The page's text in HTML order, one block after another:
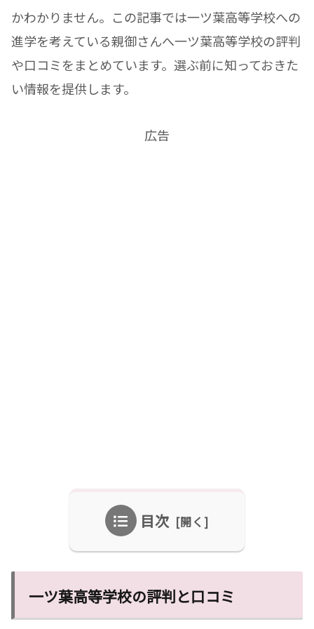
かわかりません。この記事では一ツ葉高等学校への
進学を考えている親御さんへ一ツ葉高等学校の評判
や口コミをまとめています。選ぶ前に知っておきた
い情報を提供します。
広告
目次
一ツ葉高等学校の評判と口コミ